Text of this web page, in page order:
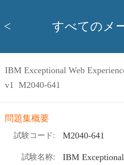
< すべてのメ
IBM Exceptional Web
v1 M2040-641
問題集概要
試験コード: M2040-641
試験名称:
IBM